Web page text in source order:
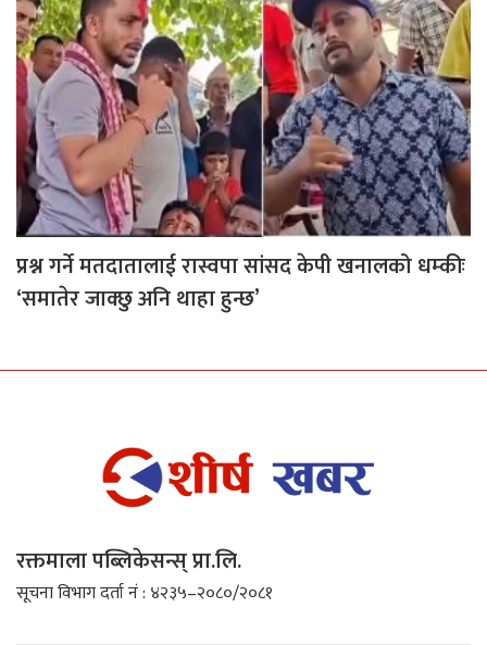
प्रश्न गर्ने मतदातालाई रास्वपा सांसद केपी खनालको धम्कीः
‘समातेर जाक्छु अनि थाहा हुन्छ’
रक्तमाला पब्लिकेसन्स् प्रा.लि.
सूचना विभाग दर्ता नं : ४२३५–२०८०/२०८१